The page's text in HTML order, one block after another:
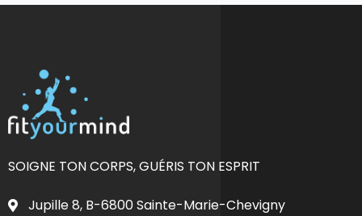
SOIGNE TON CORPS, GUÉRIS TON ESPRIT
Jupille 8, B-6800 Sainte-Marie-Chevigny